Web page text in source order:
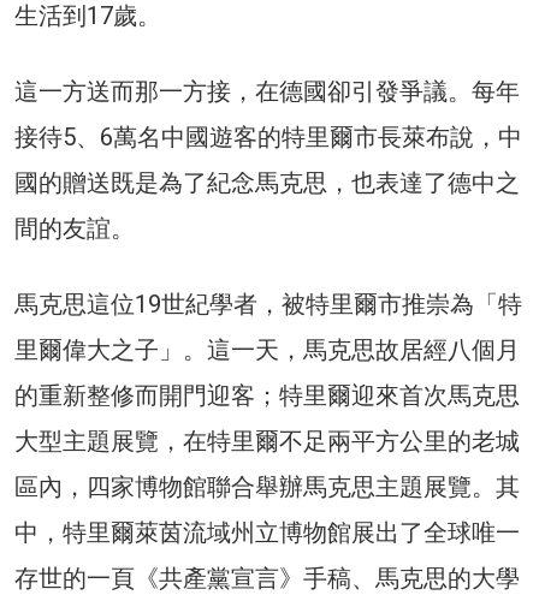
生活到17歲。
這一方送而那一方接，在德國卻引發爭議。每年
接待5、6萬名中國遊客的特里爾市長萊布說，中
國的贈送既是為了紀念馬克思，也表達了德中之
間的友誼。
馬克思這位19世紀學者，被特里爾市推崇為「特
里爾偉大之子」。這一天，馬克思故居經八個月
的重新整修而開門迎客；特里爾迎來首次馬克思
大型主題展覽，在特里爾不足兩平方公里的老城
區內，四家博物館聯合舉辦馬克思主題展覽。其
中，特里爾萊茵流域州立博物館展出了全球唯一
存世的一頁《共產黨宣言》手稿、馬克思的大學